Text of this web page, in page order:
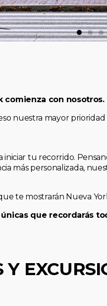
comienza con nosotros.
nuestra mayor
iniciar tu recorrido.
más personalizada,
te mostrarán Nueva
que recordarás
Y